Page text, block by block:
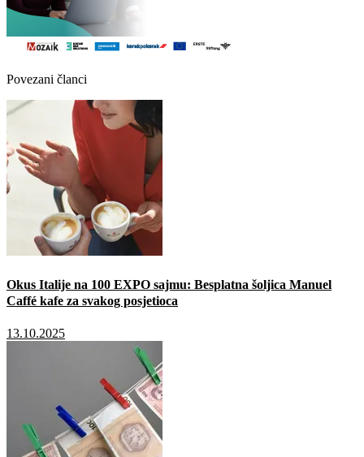
Povezani članci
Okus Italije na 100 EXPO sajmu: Besplatna šoljica Manuel
Caffé kafe za svakog posjetioca
13.10.2025